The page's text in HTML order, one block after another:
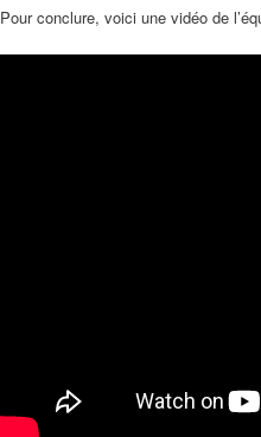
Pour conclure, voici une vidéo de